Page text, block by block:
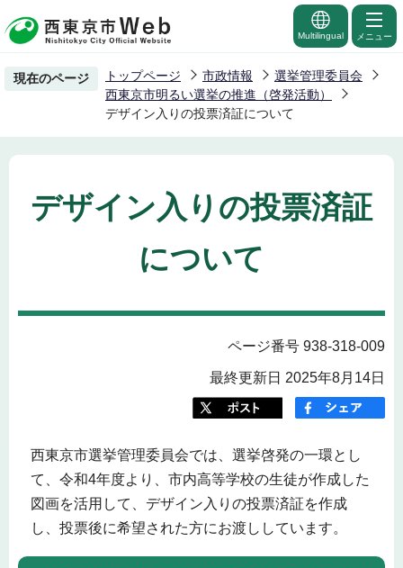
の
ー
の
先
Multilingual メニュー
現在のページ トップページ 市政情報
選挙管理委員会
西東京市明るい選挙の推進（啓発活動）
デザイン入りの投票済証について
デザイン入りの投票済証
について
ページ番号 938-318-009
最終更新日 2025年8月14日
西東京市選挙管理委員会では、選挙啓発の一環とし
て、令和4年度より、市内高等学校の生徒が作成した
図画を活用して、デザイン入りの投票済証を作成
し、投票後に希望された方にお渡ししています。